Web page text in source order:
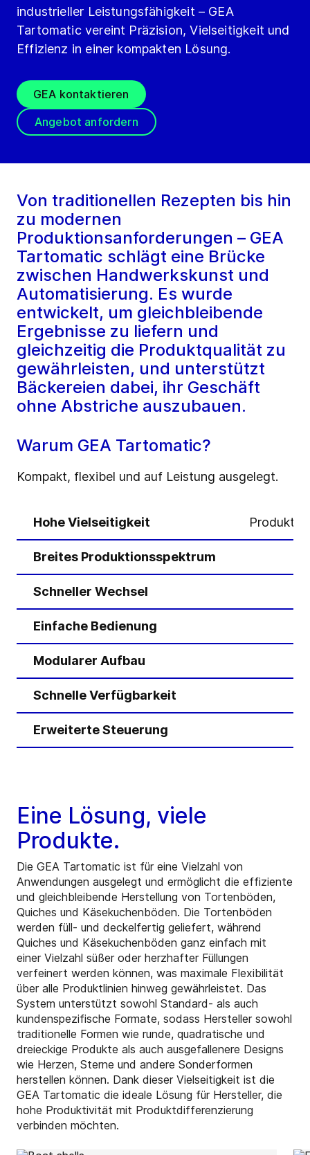
industrieller Leistungsfähigkeit – GEA
Tartomatic vereint Präzision, Vielseitigkeit und
Effizienz in einer kompakten Lösung.
GEA kontaktieren
Angebot anfordern
Von traditionellen Rezepten bis hin
zu modernen
Produktionsanforderungen – GEA
Tartomatic schlägt eine Brücke
zwischen Handwerkskunst und
Automatisierung. Es wurde
entwickelt, um gleichbleibende
Ergebnisse zu liefern und
gleichzeitig die Produktqualität zu
gewährleisten, und unterstützt
Bäckereien dabei, ihr Geschäft
ohne Abstriche auszubauen.
Warum GEA Tartomatic?
Kompakt, flexibel und auf Leistung ausgelegt.
Hohe Vielseitigkeit
Breites Produktionsspektrum
Schneller Wechsel
Einfache Bedienung
Modularer Aufbau
Schnelle Verfügbarkeit
Erweiterte Steuerung
Eine Lösung, viele
Produkte.
Die GEA Tartomatic ist für eine Vielzahl von
Anwendungen ausgelegt und ermöglicht die effiziente
und gleichbleibende Herstellung von Tortenböden,
Quiches und Käsekuchenböden. Die Tortenböden
werden füll- und deckelfertig geliefert, während
Quiches und Käsekuchenböden ganz einfach mit
einer Vielzahl süßer oder herzhafter Füllungen
verfeinert werden können, was maximale Flexibilität
über alle Produktlinien hinweg gewährleistet. Das
System unterstützt sowohl Standard- als auch
kundenspezifische Formate, sodass Hersteller sowohl
traditionelle Formen wie runde, quadratische und
dreieckige Produkte als auch ausgefallenere Designs
wie Herzen, Sterne und andere Sonderformen
herstellen können. Dank dieser Vielseitigkeit ist die
GEA Tartomatic die ideale Lösung für Hersteller, die
hohe Produktivität mit Produktdifferenzierung
verbinden möchten.